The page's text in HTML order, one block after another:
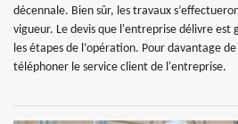
décennale. Bien sûr, les travaux
vigueur. Le devis que l'entreprise délivre
les étapes de l’opération. Pour davantage
téléphoner le service client de l'entreprise.